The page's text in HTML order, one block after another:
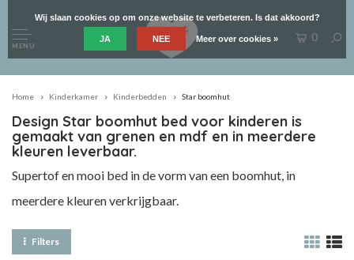
MENU
0
Home Kinderkamer Kinderbedden Star boomhut
Design Star boomhut bed voor kinderen is
gemaakt van grenen en mdf en in meerdere
kleuren leverbaar.
Supertof en mooi bed in de vorm van een boomhut, in
meerdere kleuren verkrijgbaar.
Filters
Wij slaan cookies op om onze website te verbeteren. Is dat akkoord?
JA NEE Meer over cookies »